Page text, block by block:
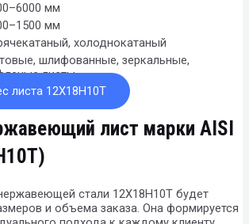
мм
мм
холоднокатаный
шлифованные, зеркальные,
листы
листа 12Х18Н10Т
лист марки AISI
стали 12Х18Н10Т будет
и объема заказа. Она формируется